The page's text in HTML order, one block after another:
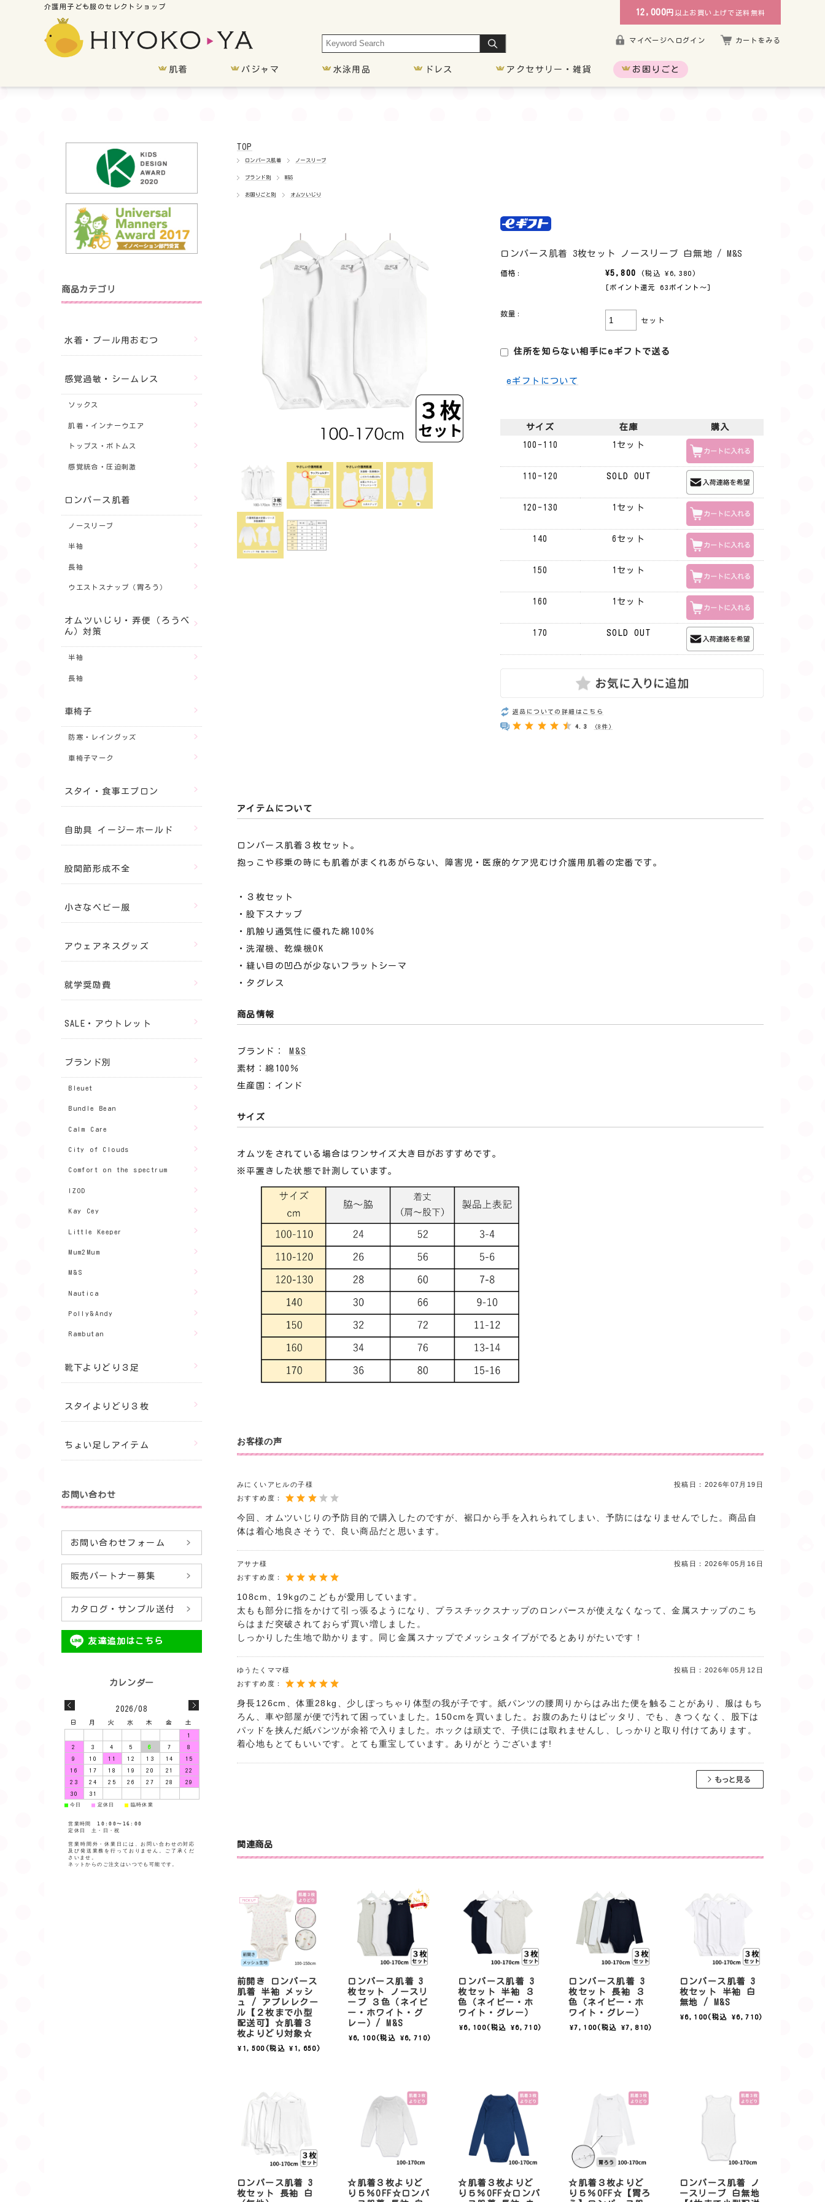
マイページへログイン カートをみる
肌着 パジャマ 水泳用品 ドレス アクセサリー・雑貨 お困りごと
12,000円 以上お買い上げで送料無料
TOP
ロンパース肌着 ノースリーブ
ブランド別 M&S
お困りごと別 オムツいじり
ロンパース肌着 3枚セット ノースリーブ 白無地 / M&S
価格: ¥5,800 (税込 ¥6,380)
[ポイント還元 63ポイント〜]
数量:
セット
住所を知らない相手にeギフトで送る
eギフトについて
サイズ 在庫 購入
100-110 1セット
110-120 SOLD OUT
120-130 1セット
140 6セット
150 1セット
160 1セット
170 SOLD OUT
返品についての詳細はこちら
4.3 (8件)
アイテムについて
ロンパース肌着３枚セット。
抱っこや移乗の時にも肌着がまくれあがらない、障害児・医療的ケア児むけ介護用肌着の定番です。
・３枚セット
・股下スナップ
・肌触り通気性に優れた綿100％
・洗濯機、乾燥機OK
・縫い目の凹凸が少ないフラットシーマ
・タグレス
商品情報
ブランド：
M&S
素材：綿100％
生産国：インド
サイズ
オムツをされている場合はワンサイズ大き目がおすすめです。
※平置きした状態で計測しています。
お客様の声
みにくいアヒルの子様 投稿日： 2026年07月19日
おすすめ度：
今回、オムツいじりの予防目的で購入したのですが、裾口から手を入れられてしまい、予防にはなりませんでした。商品自
体は着心地良さそうで、良い商品だと思います。
アサナ様 投稿日： 2026年05月16日
おすすめ度：
108cm、19kgのこどもが愛用しています。
太もも部分に指をかけて引っ張るようになり、プラスチックスナップのロンパースが使えなくなって、金属スナップのこち
らはまだ突破されておらず買い増しました。
しっかりした生地で助かります。同じ金属スナップでメッシュタイプがでるとありがたいです！
ゆうたくママ様 投稿日： 2026年05月12日
おすすめ度：
身長126cm、体重28kg、少しぽっちゃり体型の我が子です。紙パンツの腰周りからはみ出た便を触ることがあり、服はもち
ろん、車や部屋が便で汚れて困っていました。150cmを買いました。お腹のあたりはピッタリ、でも、きつくなく、股下は
パッドを挟んだ紙パンツが余裕で入りました。ホックは頑丈で、子供には取れませんし、しっかりと取り付けてあります。
着心地もとてもいいです。とても重宝しています。ありがとうございます!
関連商品
前開き ロンパース
肌着 半袖 メッシ
ュ / アプレレクー
ル【２枚まで小型
配送可】☆肌着３
枚よりどり対象☆
¥1,500 (税込 ¥1,650)
ロンパース肌着 3
枚セット ノースリ
ーブ ３色（ネイビ
ー・ホワイト・グ
レー）/ M&S
¥6,100(税込 ¥6,710)
ロンパース肌着 3
枚セット 半袖 ３
色（ネイビー・ホ
ワイト・グレー）
¥6,100(税込 ¥6,710)
ロンパース肌着 3
枚セット 長袖 ３
色（ネイビー・ホ
ワイト・グレー）
¥7,100(税込 ¥7,810)
ロンパース肌着 3
枚セット 半袖 白
無地 / M&S
¥6,100(税込 ¥6,710)
ロンパース肌着 3
枚セット 長袖 白
☆肌着３枚よりど
り５％OFF☆ロンパ
☆肌着３枚よりど
り５％OFF☆ロンパ
☆肌着３枚よりど
り５％OFF☆【胃ろ
ロンパース肌着 ノ
ースリーブ 白無地
商品カテゴリ
水着・プール用おむつ
感覚過敏・シームレス
ソックス
肌着・インナーウエア
トップス・ボトムス
感覚統合・圧迫刺激
ロンパース肌着
ノースリーブ
半袖
長袖
ウエストスナップ（胃ろう）
オムツいじり・弄便（ろうべ
ん）対策
半袖
長袖
車椅子
防寒・レイングッズ
車椅子マーク
スタイ・食事エプロン
自助具 イージーホールド
股関節形成不全
小さなベビー服
アウェアネスグッズ
就学奨励費
SALE・アウトレット
ブランド別
Bleuet
Bundle Bean
Calm Care
City of Clouds
Comfort on the spectrum
IZOD
Kay Cey
Little Keeper
Mum2Mum
M&S
Nautica
Polly&Andy
Rambutan
靴下よりどり３足
スタイよりどり３枚
ちょい足しアイテム
お問い合わせ
お問い合わせフォーム
販売パートナー募集
カタログ・サンプル送付
友達追加はこちら
2026/08
日 月 火 水 木 金 土
1
2
3 4 5 6 7
8
9
10 11 12 13 14
15
16
17 18 19 20 21
22
23
24 25 26 27 28
29
30
31
■ 今日 ■ 定休日 ■ 臨時休業
営業時間 10:00〜16:00
定休日 土・日・祝
営業時間外・休業日には、お問い合わせの対応
及び発送業務を行っておりません。ご了承くだ
さいませ。
ネットからのご注文はいつでも可能です。